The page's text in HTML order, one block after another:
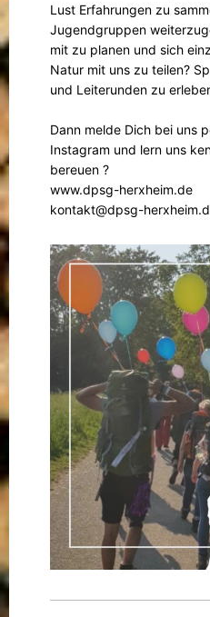
Lust Erfahrungen zu
Jugendgruppen
mit zu planen und sich
Natur mit uns zu teilen?
und Leiterunden zu
Dann melde Dich bei uns
Instagram und lern uns
bereuen ?
www.dpsg-herxheim.de
kontakt@dpsg-